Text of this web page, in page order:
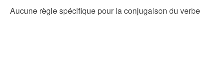
Aucune règle spécifique pour la conjugaison du verbe